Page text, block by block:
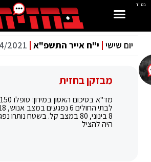
בס"ד
יום שישי י"ח אייר התשפ"א 2021
מבזקן בחזית
8 בינוני, 80 במצב קל. בשטח
היה להציל